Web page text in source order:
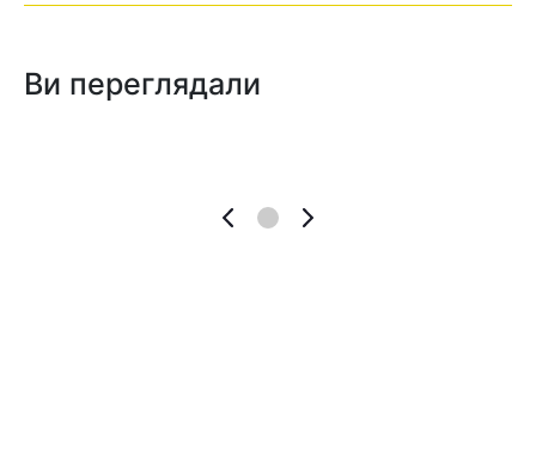
Ви переглядали